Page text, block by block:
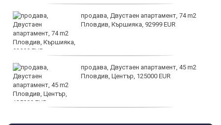
продава, Двустаен апартамент, 74 m2
Пловдив, Кършияка, 92999 EUR
продава, Двустаен апартамент, 45 m2
Пловдив, Център, 125000 EUR